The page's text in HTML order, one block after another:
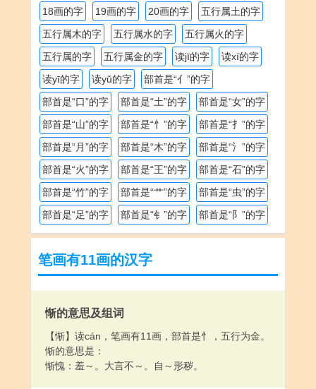
18画的字
19画的字 20画的字
五行属土的字
五行属木的字
五行属水的字
五行属火的字
五行属的字
五行属金的字 读jī的字
读xí的字
读yī的字
读yǔ的字
部首是“亻”的字
部首是“口”的字
部首是“土”的字
部首是“女”的字
部首是“山”的字
部首是“忄”的字
部首是“扌”的字
部首是“月”的字
部首是“木”的字
部首是“氵”的字
部首是“火”的字
部首是“王”的字
部首是“石”的字
部首是“竹”的字
部首是“艹”的字
部首是“虫”的字
部首是“足”的字
部首是“钅”的字 部首是“阝”的字
笔画有11画的汉字
惭的意思及组词
【惭】读cán，笔画有11画，部首是忄，五行为金。
惭的意思是：
惭愧：羞～。大言不～。自～形秽。